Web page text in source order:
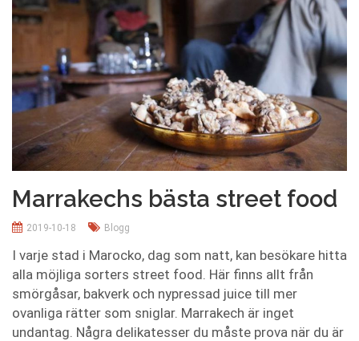
Marrakechs bästa street food
2019-10-18 Blogg
I varje stad i Marocko, dag som natt, kan besökare hitta
alla möjliga sorters street food. Här finns allt från
smörgåsar, bakverk och nypressad juice till mer
ovanliga rätter som sniglar. Marrakech är inget
undantag. Några delikatesser du måste prova när du är